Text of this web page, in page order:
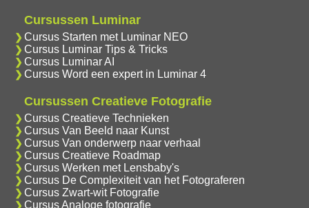
Cursussen Luminar
Cursus Starten met Luminar NEO
Cursus Luminar Tips & Tricks
Cursus Luminar AI
Cursus Word een expert in Luminar 4
Cursussen Creatieve Fotografie
Cursus Creatieve Technieken
Cursus Van Beeld naar Kunst
Cursus Van onderwerp naar verhaal
Cursus Creatieve Roadmap
Cursus Werken met Lensbaby's
Cursus De Complexiteit van het Fotograferen
Cursus Zwart-wit Fotografie
Cursus Analoge fotografie